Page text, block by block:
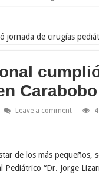
jornada de cirugías
Carabobo
Leave a comment
de los más pequeños,
“Dr. Jorge